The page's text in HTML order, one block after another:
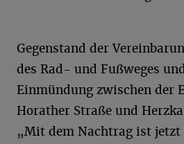
Gegenstand der
des Rad- und Fußweges
Einmündung zwischen der
Horather Straße und
„Mit dem Nachtrag ist jetzt